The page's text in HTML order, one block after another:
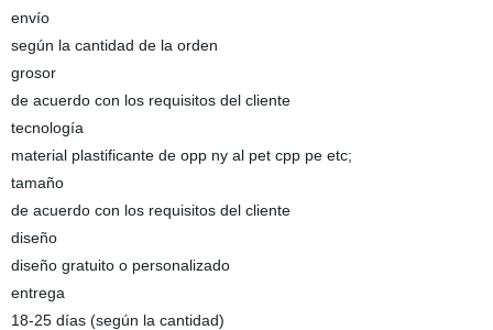
envío
según la cantidad de la orden
grosor
de acuerdo con los requisitos del cliente
tecnología
material plastificante de opp ny al pet cpp pe etc;
tamaño
de acuerdo con los requisitos del cliente
diseño
diseño gratuito o personalizado
entrega
18-25 días (según la cantidad)